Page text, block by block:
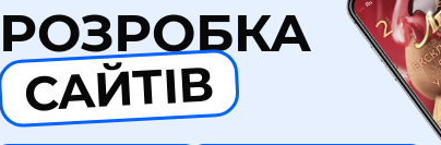
РОЗРОБКА
САЙТІВ